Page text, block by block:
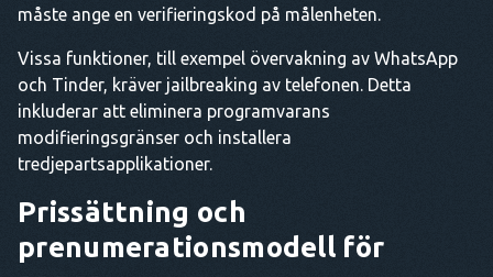
måste ange en verifieringskod på målenheten.
Vissa funktioner, till exempel övervakning av WhatsApp
och Tinder, kräver jailbreaking av telefonen. Detta
inkluderar att eliminera programvarans
modifieringsgränser och installera
tredjepartsapplikationer.
Prissättning och
prenumerationsmodell för